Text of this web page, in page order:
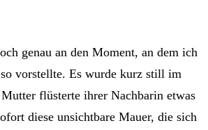
genau an den Moment, an dem ich
vorstellte. Es wurde kurz still im
flüsterte ihrer Nachbarin etwas
diese unsichtbare Mauer, die sich